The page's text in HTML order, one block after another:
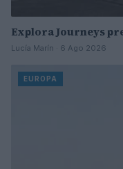
Explora Journeys
Lucía Marín · 6 Ago 2026
EUROPA